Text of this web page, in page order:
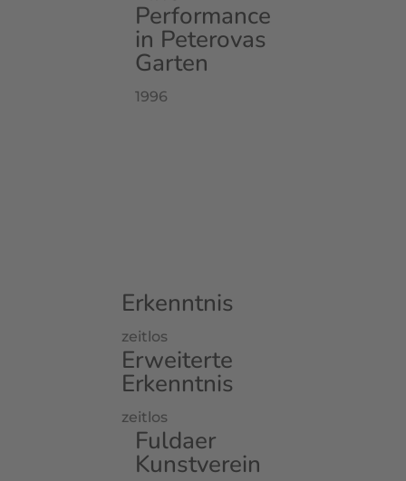
Performance
in Peterovas
Garten
1996
Erkenntnis
zeitlos
Erweiterte
Erkenntnis
zeitlos
Fuldaer
Kunstverein